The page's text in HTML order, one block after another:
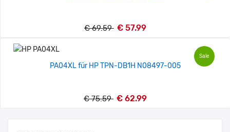
€ 69.59 € 57.99
Sale
PA04XL für HP TPN-DB1H N08497-005
€ 75.59 € 62.99